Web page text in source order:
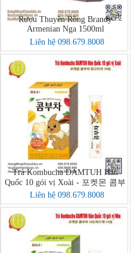
Rượu Thuyền Rồng Brandy
Armenian Nga 1500ml
Liên hệ 098.679.8008
Trà Kombucha DAMTUH Hàn
Quốc 10 gói vị Xoài - 포켓몬 콤부
차 망고리치 10입
Liên hệ 098.679.8008